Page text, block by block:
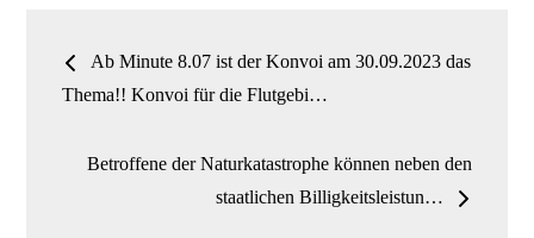
Beitrags-
Navigation
Ab Minute 8.07 ist der Konvoi am 30.09.2023 das
Thema!! Konvoi für die Flutgebi…
Betroffene der Naturkatastrophe können neben den
staatlichen Billigkeitsleistun…